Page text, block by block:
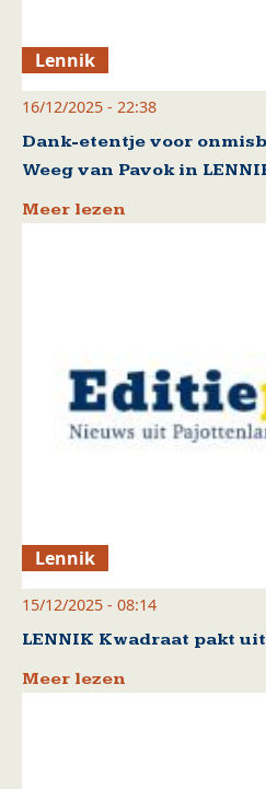
Lennik
16/12/2025 - 22:38
Dank-etentje voor
Weeg van Pavok in
Meer lezen
Lennik
15/12/2025 - 08:14
LENNIK Kwadraat pakt
Meer lezen